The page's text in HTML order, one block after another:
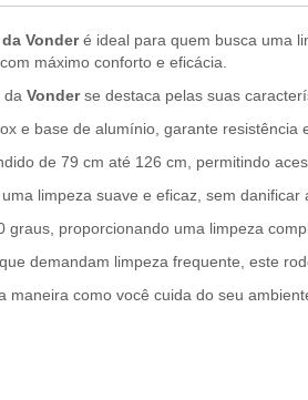
Vonderé ideal para quem busca uma
máximo conforto e eficácia.
da Vonderse destaca pelas suas
e base de alumínio, garante resistência
de 79 cm até 126 cm, permitindo
limpeza suave e eficaz, sem danificar
graus, proporcionando uma limpeza
demandam limpeza frequente, este
como você cuida do seu